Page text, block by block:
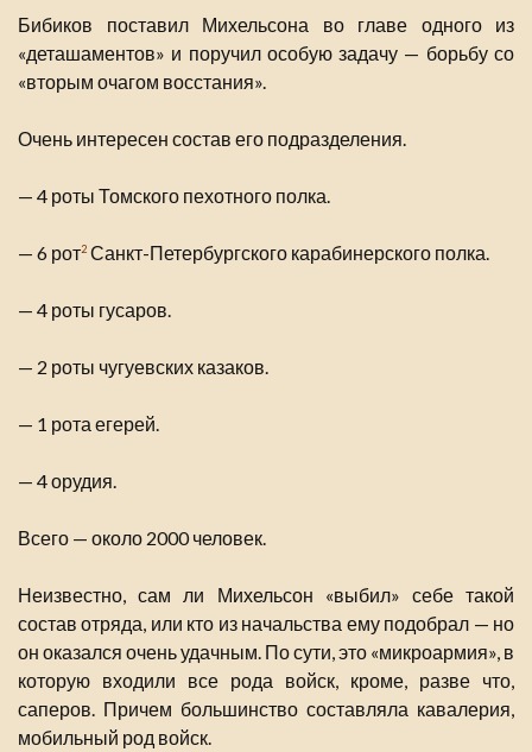
Бибиков поставил Михельсона во главе одного из
«деташаментов» и поручил особую задачу — борьбу со
«вторым очагом восстания».
Очень интересен состав его подразделения.
— 4 роты Томского пехотного полка.
— 6 рот2 Санкт-Петербургского карабинерского полка.
— 4 роты гусаров.
— 2 роты чугуевских казаков.
— 1 рота егерей.
— 4 орудия.
Всего — около 2000 человек.
Неизвестно, сам ли Михельсон «выбил» себе такой
состав отряда, или кто из начальства ему подобрал — но
он оказался очень удачным. По сути, это «микроармия», в
которую входили все рода войск, кроме, разве что,
саперов. Причем большинство составляла кавалерия,
мобильный род войск.